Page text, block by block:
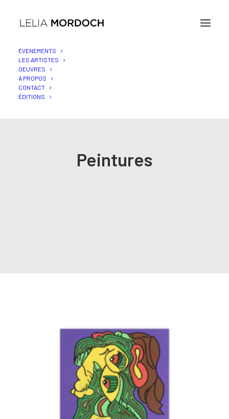
ÉVENEMENTS
LES ARTISTES
OEUVRES
À PROPOS
CONTACT
ÉDITIONS
Peintures